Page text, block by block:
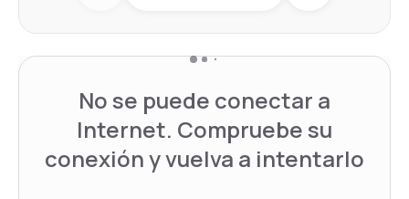
No se puede conectar a
Internet. Compruebe su
conexión y vuelva a intentarlo